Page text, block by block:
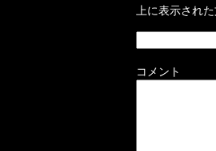
上に表示され
コメント